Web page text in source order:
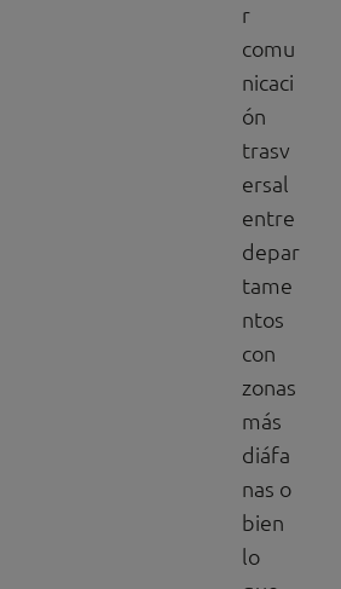
r
comu
nicaci
ón
trasv
ersal
entre
depar
tame
ntos
con
zonas
más
diáfa
nas o
bien
lo